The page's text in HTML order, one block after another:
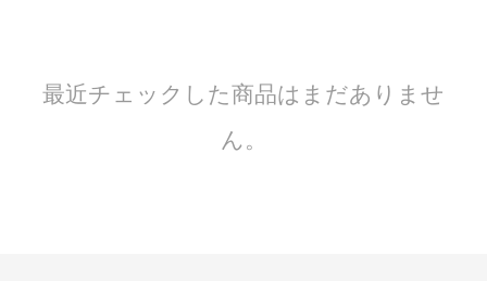
最近チェックした商品はまだありませ
ん。